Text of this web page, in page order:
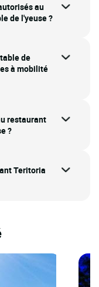
au
de l'yeuse ?
de
à mobilité
restaurant
?
Teritoria